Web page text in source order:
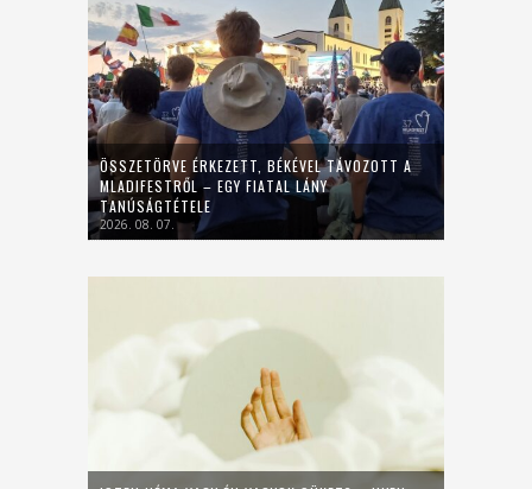
ÖSSZETÖRVE ÉRKEZETT, BÉKÉVEL TÁVOZOTT A
MLADIFESTRŐL – EGY FIATAL LÁNY
TANÚSÁGTÉTELE
2026. 08. 07.